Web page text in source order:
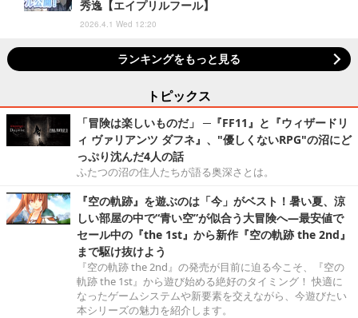
秀逸【エイプリルフール】
2026.4.1 Wed 12:20
ランキングをもっと見る
トピックス
「冒険は楽しいものだ」 ─『FF11』と『ウィザードリ
ィ ヴァリアンツ ダフネ』、"優しくないRPG"の沼にど
っぷり沈んだ4人の話
ふたつの沼の住人たちが語る奥深さとは。
『空の軌跡』を遊ぶのは「今」がベスト！暑い夏、涼
しい部屋の中で“青い空”が似合う大冒険へ―最安値で
セール中の『the 1st』から新作『空の軌跡 the 2nd』
まで駆け抜けよう
『空の軌跡 the 2nd』の発売が目前に迫る今こそ、『空の
軌跡 the 1st』から遊び始める絶好のタイミング！ 快適に
なったゲームシステムや新要素を交えながら、今遊びたい
本シリーズの魅力を紹介します。